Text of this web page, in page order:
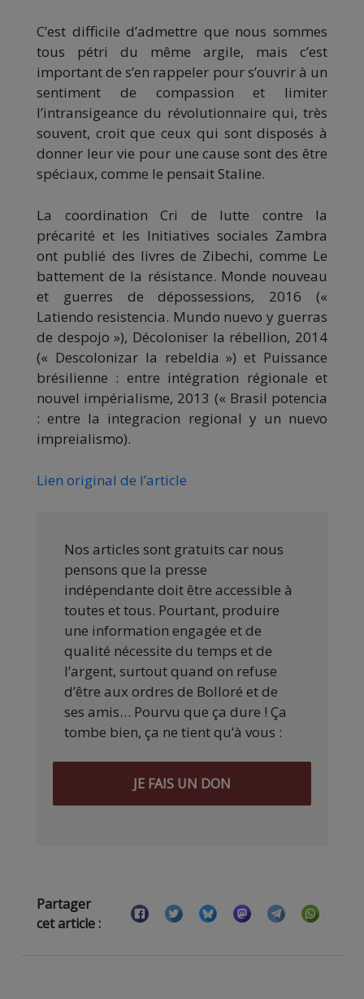
C’est difficile d’admettre que nous sommes
tous pétri du même argile, mais c’est
important de s’en rappeler pour s’ouvrir à un
sentiment de compassion et limiter
l’intransigeance du révolutionnaire qui, très
souvent, croit que ceux qui sont disposés à
donner leur vie pour une cause sont des être
spéciaux, comme le pensait Staline.
La coordination Cri de lutte contre la
précarité et les Initiatives sociales Zambra
ont publié des livres de Zibechi, comme Le
battement de la résistance. Monde nouveau
et guerres de dépossessions, 2016 («
Latiendo resistencia. Mundo nuevo y guerras
de despojo »), Décoloniser la rébellion, 2014
(« Descolonizar la rebeldia ») et Puissance
brésilienne : entre intégration régionale et
nouvel impérialisme, 2013 (« Brasil potencia
: entre la integracion regional y un nuevo
impreialismo).
Lien original de l’article
Nos articles sont gratuits car nous
pensons que la presse
indépendante doit être accessible à
toutes et tous. Pourtant, produire
une information engagée et de
qualité nécessite du temps et de
l’argent, surtout quand on refuse
d’être aux ordres de Bolloré et de
ses amis… Pourvu que ça dure ! Ça
tombe bien, ça ne tient qu’à vous :
JE FAIS UN DON
Partager
cet article :